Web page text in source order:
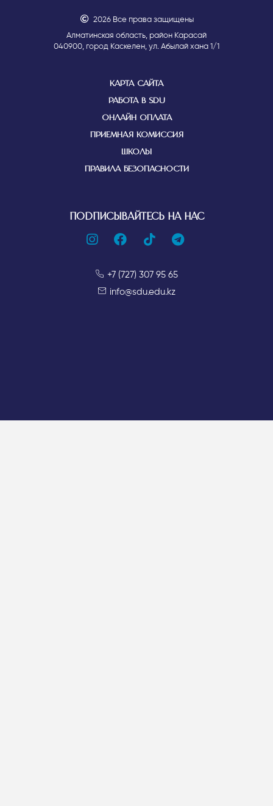
2026 Все права защищены
Алматинская область, район Карасай
040900, город Каскелен, ул. Абылай хана 1/1
КАРТА САЙТА
РАБОТА В SDU
ОНЛАЙН ОПЛАТА
ПРИЕМНАЯ КОМИССИЯ
ШКОЛЫ
ПРАВИЛА БЕЗОПАСНОСТИ
ПОДПИСЫВАЙТЕСЬ НА НАС
+7 (727) 307 95 65
info@sdu.edu.kz